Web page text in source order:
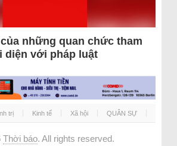
những quan chức tham
diện với pháp luật
trị Kinh tế Xã hội QUÂN SỰ
Thời báo. All rights reserved.